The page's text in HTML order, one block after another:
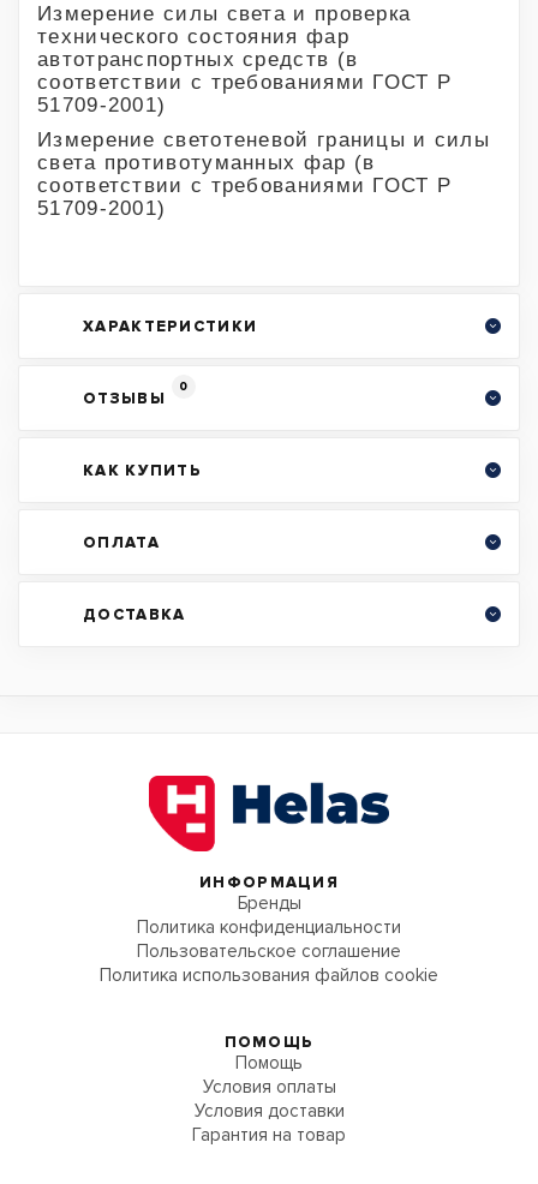
Измерение силы света и проверка
технического состояния фар
автотранспортных средств (в
соответствии с требованиями ГОСТ Р
51709-2001)
Измерение светотеневой границы и силы
света противотуманных фар (в
соответствии с требованиями ГОСТ Р
51709-2001)
ХАРАКТЕРИСТИКИ
ОТЗЫВЫ
0
КАК КУПИТЬ
ОПЛАТА
ДОСТАВКА
ИНФОРМАЦИЯ
Бренды
Политика конфиденциальности
Пользовательское соглашение
Политика использования файлов cookie
ПОМОЩЬ
Помощь
Условия оплаты
Условия доставки
Гарантия на товар